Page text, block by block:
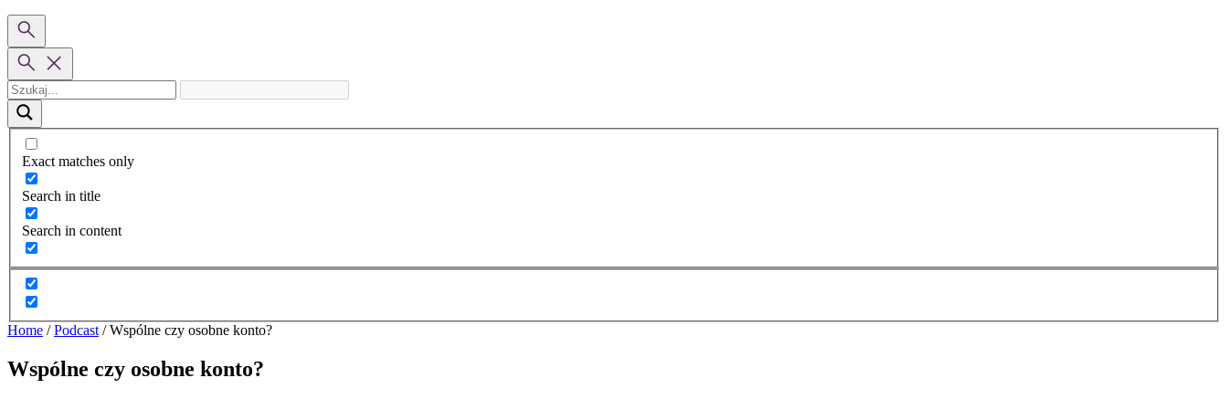
Exact matches only
Search in title
Search in content
Home / Podcast / Wspólne czy osobne konto?
Wspólne czy osobne konto?